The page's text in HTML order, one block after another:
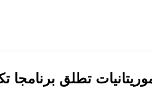
تطلق برنامجا